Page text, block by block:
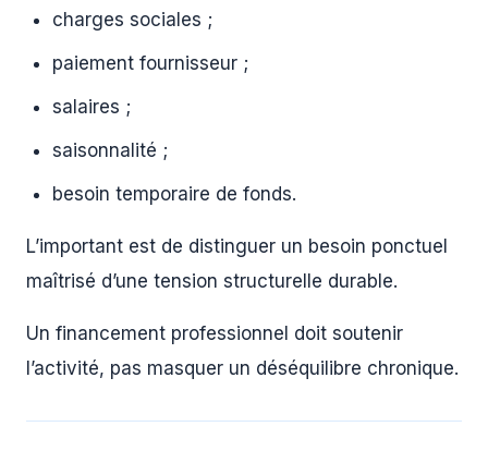
charges sociales ;
paiement fournisseur ;
salaires ;
saisonnalité ;
besoin temporaire de fonds.
L’important est de distinguer un besoin ponctuel
maîtrisé d’une tension structurelle durable.
Un financement professionnel doit soutenir
l’activité, pas masquer un déséquilibre chronique.